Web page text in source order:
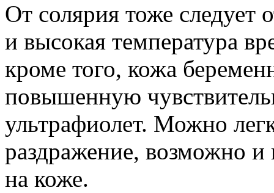
От солярия тоже следует
и высокая температура
кроме того, кожа
повышенную
ультрафиолет. Можно
раздражение, возможно
на коже.